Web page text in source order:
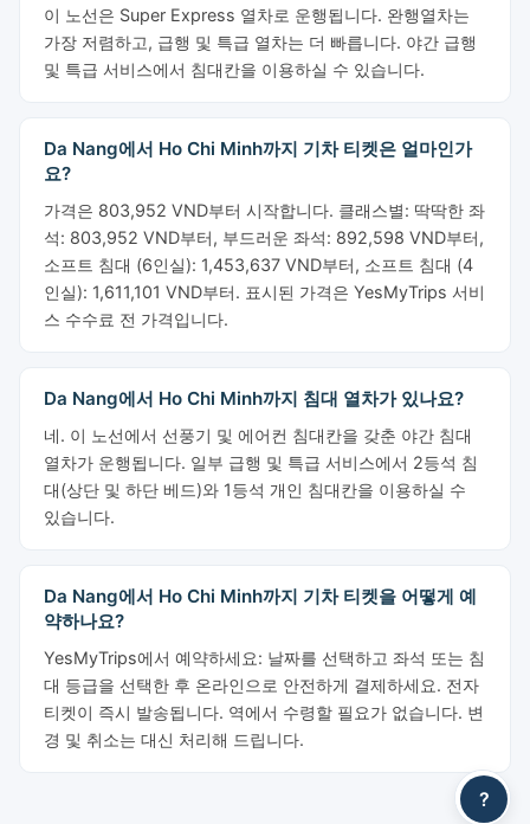
?
이 노선은 Super Express 열차로 운행됩니다. 완행열차는
가장 저렴하고, 급행 및 특급 열차는 더 빠릅니다. 야간 급행
및 특급 서비스에서 침대칸을 이용하실 수 있습니다.
Da Nang에서 Ho Chi Minh까지 기차 티켓은 얼마인가
요?
가격은 803,952 VND부터 시작합니다. 클래스별: 딱딱한 좌
석: 803,952 VND부터, 부드러운 좌석: 892,598 VND부터,
소프트 침대 (6인실): 1,453,637 VND부터, 소프트 침대 (4
인실): 1,611,101 VND부터. 표시된 가격은 YesMyTrips 서비
스 수수료 전 가격입니다.
Da Nang에서 Ho Chi Minh까지 침대 열차가 있나요?
네. 이 노선에서 선풍기 및 에어컨 침대칸을 갖춘 야간 침대
열차가 운행됩니다. 일부 급행 및 특급 서비스에서 2등석 침
대(상단 및 하단 베드)와 1등석 개인 침대칸을 이용하실 수
있습니다.
Da Nang에서 Ho Chi Minh까지 기차 티켓을 어떻게 예
약하나요?
YesMyTrips에서 예약하세요: 날짜를 선택하고 좌석 또는 침
대 등급을 선택한 후 온라인으로 안전하게 결제하세요. 전자
티켓이 즉시 발송됩니다. 역에서 수령할 필요가 없습니다. 변
경 및 취소는 대신 처리해 드립니다.